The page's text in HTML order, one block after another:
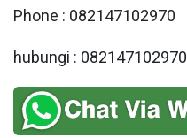
Phone : 082147102970
hubungi : 082147102970